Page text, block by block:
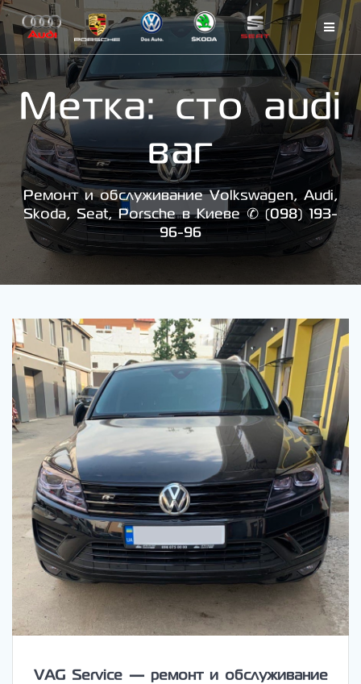
Skip
to
content
Метка:сто audi
ваг
Ремонт и обслуживание Volkswagen, Audi,
Skoda, Seat, Porsche в Киеве ✆ (098) 193-
96-96
VAG Service — ремонт и обслуживание